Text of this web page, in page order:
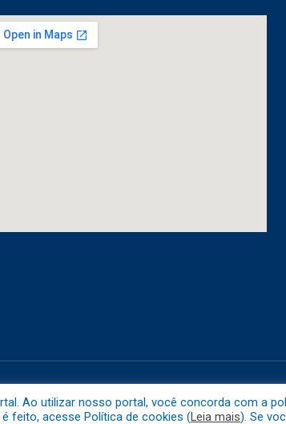
Ao utilizar nosso portal, você concorda com a
feito, acesse Política de cookies (Leia mais). Se